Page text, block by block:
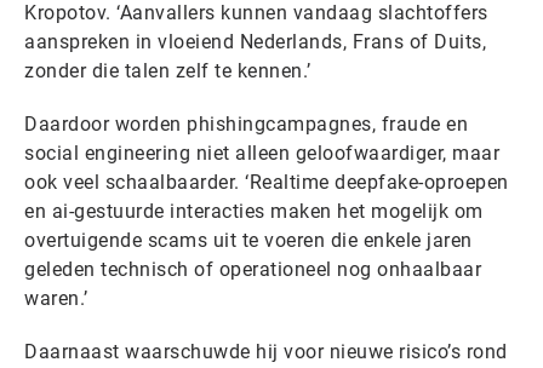
Kropotov. ‘Aanvallers kunnen vandaag slachtoffers
aanspreken in vloeiend Nederlands, Frans of Duits,
zonder die talen zelf te kennen.’
Daardoor worden phishingcampagnes, fraude en
social engineering niet alleen geloofwaardiger, maar
ook veel schaalbaarder. ‘Realtime deepfake-oproepen
en ai-gestuurde interacties maken het mogelijk om
overtuigende scams uit te voeren die enkele jaren
geleden technisch of operationeel nog onhaalbaar
waren.’
Daarnaast waarschuwde hij voor nieuwe risico’s rond